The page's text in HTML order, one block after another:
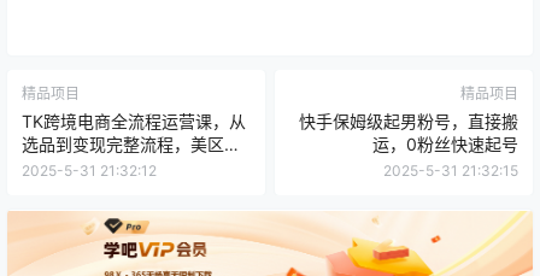
精品项目
TK跨境电商全流程运营课，从
选品到变现完整流程，美区东
南亚市场深度解析
2025-5-31 21:32:12
精品项目
快手保姆级起男粉号，直接搬
运，0粉丝快速起号
2025-5-31 21:32:15